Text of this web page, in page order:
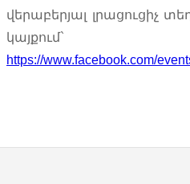
վերաբերյալ լրացուցիչ
կայքում`
https://www.facebook.com/